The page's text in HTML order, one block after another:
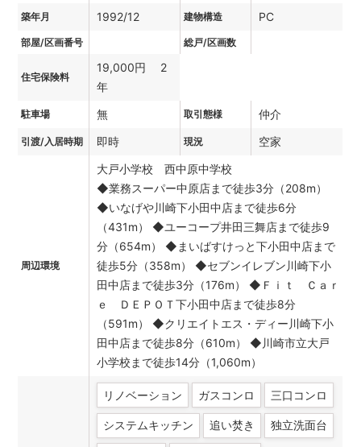
築年月 1992/12 建物構造 PC
部屋/区画番号 総戸/区画数
住宅保険料
19,000円 2
年
駐車場 無 取引態様 仲介
引渡/入居時期 即時 現況 空家
周辺環境
大戸小学校 西中原中学校
◆業務スーパー中原店まで徒歩3分（208m）
◆いなげや川崎下小田中店まで徒歩6分
（431m） ◆ユーコープ井田三舞店まで徒歩9
分（654m） ◆まいばすけっと下小田中店まで
徒歩5分（358m） ◆セブンイレブン川崎下小
田中店まで徒歩3分（176m） ◆Ｆｉｔ Ｃａｒ
ｅ ＤＥＰＯＴ下小田中店まで徒歩8分
（591m） ◆クリエイトエス・ディー川崎下小
田中店まで徒歩8分（610m） ◆川崎市立大戸
小学校まで徒歩14分（1,060m）
リノベーション ガスコンロ 三口コンロ
システムキッチン 追い焚き 独立洗面台